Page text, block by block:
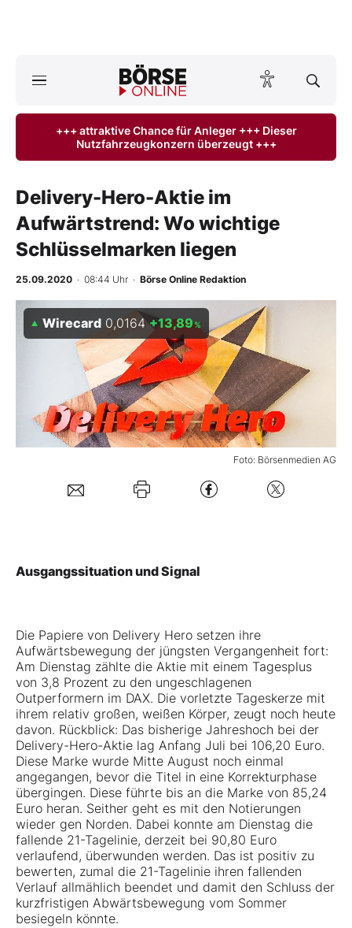
ktuelle Ausgabe BÖRSE ONLINE lesen
Anlageprodukte
Finanz-Check
BO-Musterdepots
Experten
Mein B:O
Mein Konto
Folgen Sie uns
+++ attraktive Chance für Anleger +++ Dieser
Nutzfahrzeugkonzern überzeugt +++
Delivery-Hero-Aktie im
Aufwärtstrend: Wo wichtige
Schlüsselmarken liegen
25.09.2020 · 08:44 Uhr · Börse Online Redaktion
Foto: Börsenmedien AG
Wirecard 0,0164 +13,89%
Ausgangssituation und Signal
Die Papiere von Delivery Hero setzen ihre
Aufwärtsbewegung der jüngsten Vergangenheit fort:
Am Dienstag zählte die Aktie mit einem Tagesplus
von 3,8 Prozent zu den ungeschlagenen
Outperformern im DAX. Die vorletzte Tageskerze mit
ihrem relativ großen, weißen Körper, zeugt noch heute
davon. Rückblick: Das bisherige Jahreshoch bei der
Delivery-Hero-Aktie lag Anfang Juli bei 106,20 Euro.
Diese Marke wurde Mitte August noch einmal
angegangen, bevor die Titel in eine Korrekturphase
übergingen. Diese führte bis an die Marke von 85,24
Euro heran. Seither geht es mit den Notierungen
wieder gen Norden. Dabei konnte am Dienstag die
fallende 21-Tagelinie, derzeit bei 90,80 Euro
verlaufend, überwunden werden. Das ist positiv zu
bewerten, zumal die 21-Tagelinie ihren fallenden
Verlauf allmählich beendet und damit den Schluss der
kurzfristigen Abwärtsbewegung vom Sommer
besiegeln könnte.